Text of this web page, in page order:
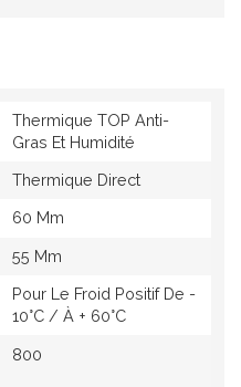
Thermique TOP Anti-
Gras Et Humidité
Thermique Direct
60 Mm
55 Mm
Pour Le Froid Positif De -
10°c / À + 60°c
800